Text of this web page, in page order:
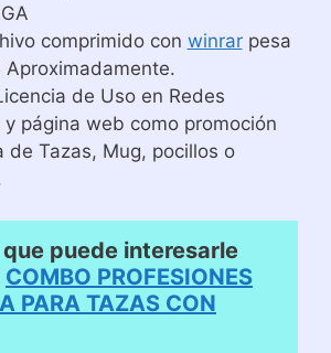
comprimido con winrarpesa
Aproximadamente.
de Uso en Redes
y página web como promoción
de Tazas, Mug, pocillos o
puede interesarle
COMBO PROFESIONES
PARA TAZAS CON